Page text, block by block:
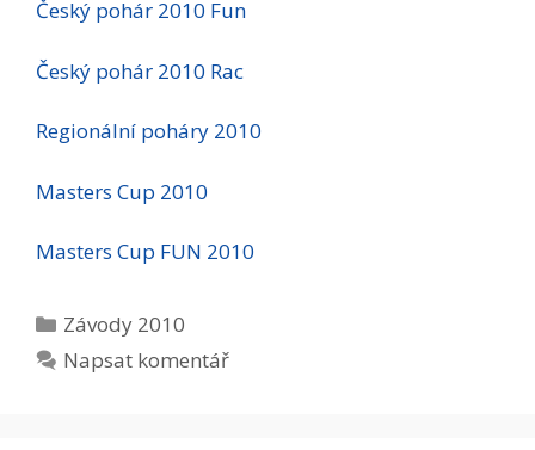
Český pohár 2010 Fun
Český pohár 2010 Rac
Regionální poháry 2010
Masters Cup 2010
Masters Cup FUN 2010
Rubriky
Závody 2010
Napsat komentář